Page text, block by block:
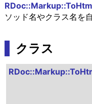
ソッド名やクラス名を
クラス